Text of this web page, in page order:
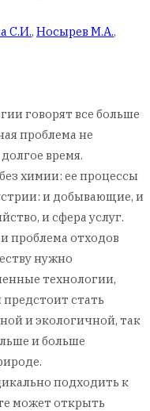
С.И., Носырев М.А.,
говорят все больше
проблема не
время.
химии: ее процессы
и добывающие, и
и сфера услуг.
проблема отходов
нужно
технологии,
стать
и экологичной, так
и больше
подходить к
может открыть